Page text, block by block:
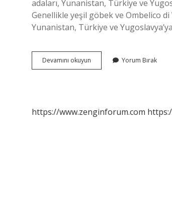
adaları, Yunanistan, Türkiye ve
Genellikle yeşil göbek ve Ombelico
Yunanistan, Türkiye ve
Devamını okuyun
Otu
Yorum Bırak
https://www.zenginforum.com